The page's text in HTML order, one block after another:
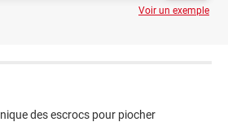
Voir un exemple
des escrocs pour piocher